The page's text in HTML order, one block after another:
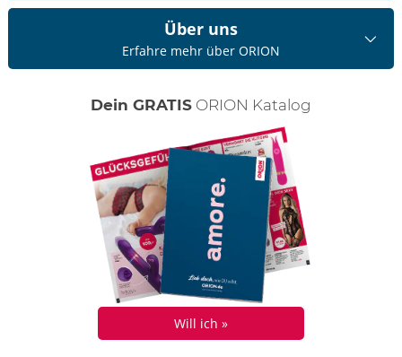
Über uns
Erfahre mehr über ORION
Dein GRATIS ORION Katalog
Will ich »